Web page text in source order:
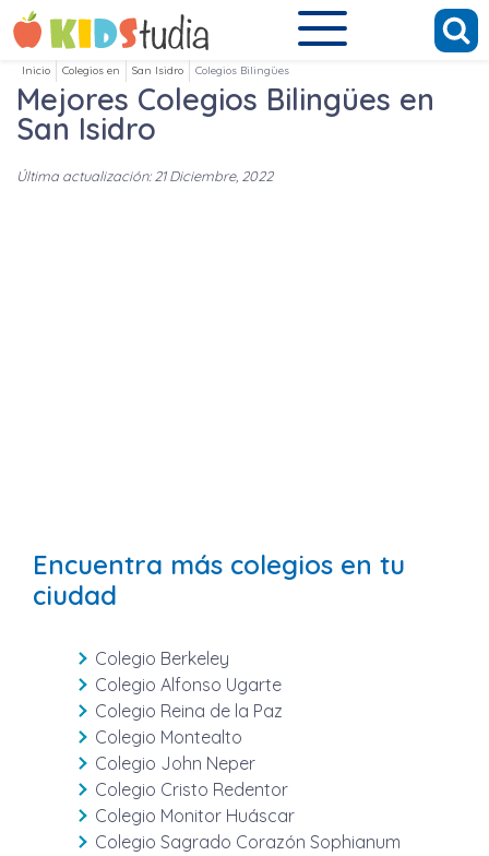
Inicio Colegios en San Isidro Colegios Bilingües
Mejores Colegios Bilingües en
San Isidro
Última actualización: 21 Diciembre, 2022
Encuentra más colegios en tu
ciudad
Colegio Berkeley
Colegio Alfonso Ugarte
Colegio Reina de la Paz
Colegio Montealto
Colegio John Neper
Colegio Cristo Redentor
Colegio Monitor Huáscar
Colegio Sagrado Corazón Sophianum